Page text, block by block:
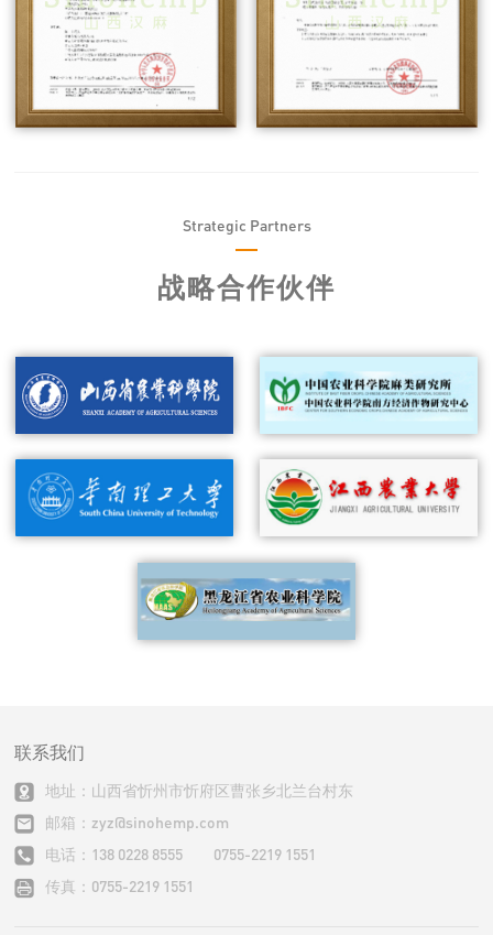
Strategic Partners
战略合作伙伴
联系我们
地址：山西省忻州市忻府区曹张乡北兰台村东
邮箱：zyz@sinohemp.com
电话：138 0228 8555 0755-2219 1551
传真：0755-2219 1551